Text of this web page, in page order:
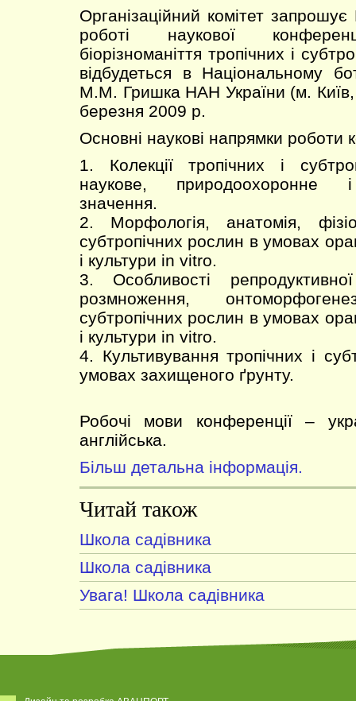
Організаційний комітет
роботі наукової
біорізноманіття тропічних і
відбудеться в Національному
М.М. Гришка НАН України (м. Київ,
березня 2009 р.
Основні наукові напрямки роботи
1. Колекції тропічних і
наукове, природоохоронне і
значення.
2. Морфологія, анатомія,
субтропічних рослин в умовах
і культури in vitro.
3. Особливості
розмноження,
субтропічних рослин в умовах
і культури in vitro.
4. Культивування тропічних і
умовах захищеного ґрунту.
Робочі мови конференції –
англійська.
Більш детальна інформація.
Читай також
Школа садівника
Школа садівника
Увага! Школа садівника